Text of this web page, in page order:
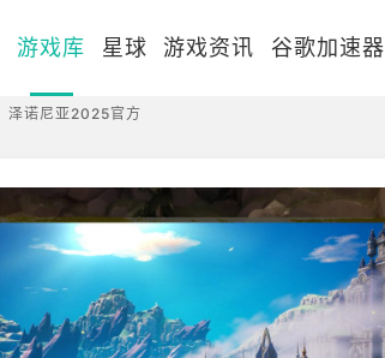
游戏库 星球 游戏资讯 谷歌加速器
泽诺尼亚2025官方